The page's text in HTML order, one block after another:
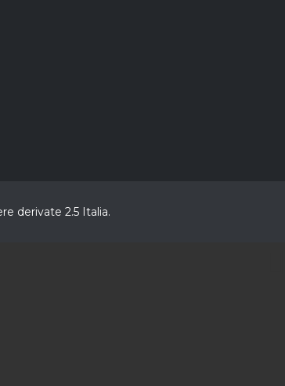
derivate 2.5 Italia.